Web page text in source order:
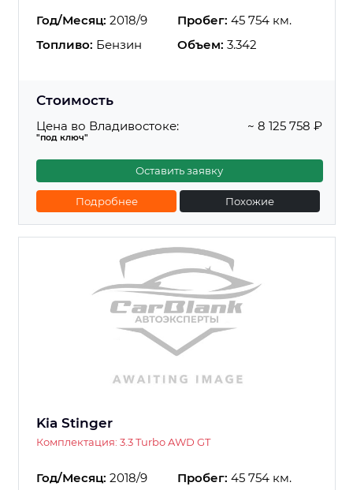
Год/Месяц: 2018/9 Пробег: 45 754 км.
Топливо: Бензин Объем: 3.342
Стоимость
Цена во Владивостоке:
"под ключ"
~ 8 125 758 ₽
Оставить заявку
Подробнее Похожие
Kia Stinger
Комплектация: 3.3 Turbo AWD GT
Год/Месяц: 2018/9 Пробег: 45 754 км.